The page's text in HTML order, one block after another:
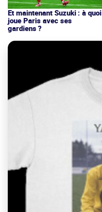
Et maintenant Suzuki : à quoi
joue Paris avec ses
gardiens ?